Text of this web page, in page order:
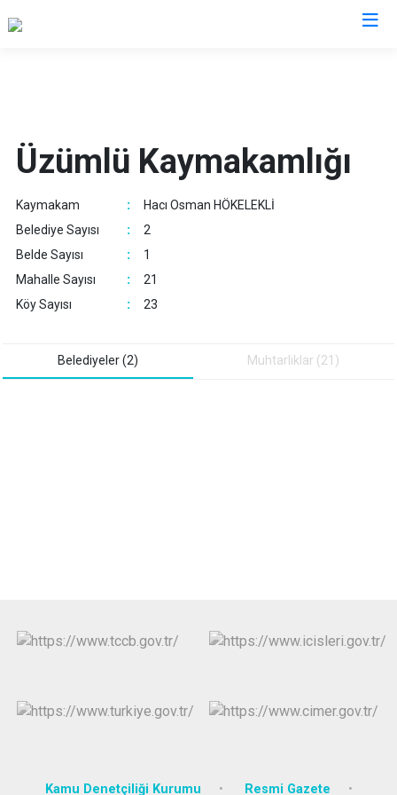
Çayırlı
Kemaliye
Otlukbeli
Refahiye
Tercan
Üzümlü Kaymakamlığı
Kaymakam :
Hacı Osman HÖKELEKLİ
Belediye Sayısı
:
2
Belde Sayısı
:
1
Mahalle Sayısı
:
21
Köy Sayısı
: 23
Belediyeler (2) Muhtarliklar (21)
Kamu Denetçiliği Kurumu Resmi Gazete